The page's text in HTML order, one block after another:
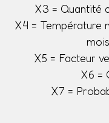
X3 = Quantité
X4 = Température
X5 = Facteur
X6 =
X7 =